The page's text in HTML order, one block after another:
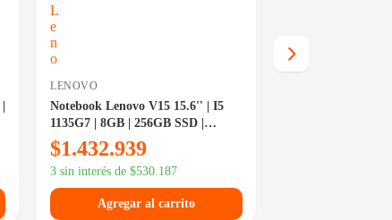
LENOVO
Notebook Lenovo V15 15.6'' | I5
1135G7 | 8GB | 256GB SSD |
FreeDOS | 82KB00F6AR
$1.432.939
3 sin interés de $530.187
Agregar al carrito